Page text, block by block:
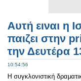
Αυτή ειναι η
παιζει στην
την Δευτέρα
10:54:56
Η συγκλονιστική